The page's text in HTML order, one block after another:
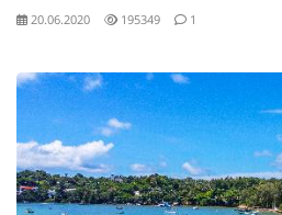
20.06.2020 195349 1